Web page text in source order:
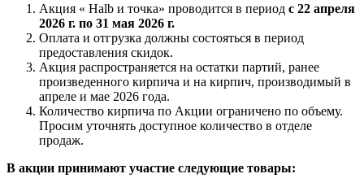
Акция « Halb и точка» проводится в период с 22 апреля
2026 г. по 31 мая 2026 г.
Оплата и отгрузка должны состояться в период
предоставления скидок.
Акция распространяется на остатки партий, ранее
произведенного кирпича и на кирпич, производимый в
апреле и мае 2026 года.
Количество кирпича по Акции ограничено по объему.
Просим уточнять доступное количество в отделе
продаж.
В акции принимают участие следующие товары: